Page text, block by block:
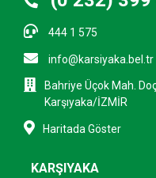
444 1 575
info@karsiyaka.bel.tr
Bahriye Üçok Mah.
Karşıyaka/İZMİR
Haritada Göster
KARŞIYAKA